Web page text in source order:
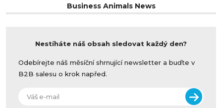
Business Animals News
Nestíháte náš obsah sledovat každý den?
Odebírejte náš měsíční shrnující newsletter a buďte v
B2B salesu o krok napřed.